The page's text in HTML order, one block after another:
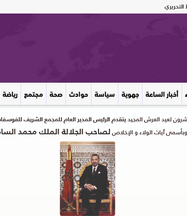
أخبار الساعة جهوية سياسة حوادث صحة مجتمع رياضة